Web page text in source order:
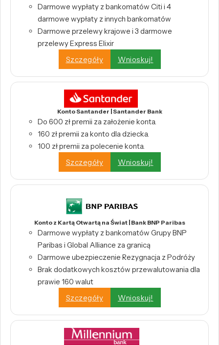
Darmowe wypłaty z bankomatów Citi i 4
darmowe wypłaty z innych bankomatów
Darmowe przelewy krajowe i 3 darmowe
przelewy Express Elixir
Szczegóły
Wnioskuj!
Konto Santander | Santander Bank
Do 600 zł premii za założenie konta.
160 zł premii za konto dla dziecka.
100 zł premii za polecenie konta.
Szczegóły
Wnioskuj!
Konto z Kartą Otwartą na Świat | Bank BNP Paribas
Darmowe wypłaty z bankomatów Grupy BNP
Paribas i Global Alliance za granicą
Darmowe ubezpieczenie Rezygnacja z Podróży
Brak dodatkowych kosztów przewalutowania dla
prawie 160 walut
Szczegóły
Wnioskuj!